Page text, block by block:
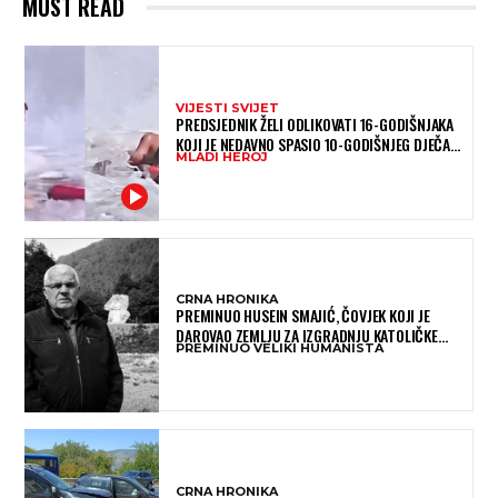
MUST READ
VIJESTI SVIJET
PREDSJEDNIK ŽELI ODLIKOVATI 16-GODIŠNJAKA
KOJI JE NEDAVNO SPASIO 10-GODIŠNJEG DJEČAKA
IZ SMRTONOSNIH VALOVA
MLADI HEROJ
CRNA HRONIKA
PREMINUO HUSEIN SMAJIĆ, ČOVJEK KOJI JE
DAROVAO ZEMLJU ZA IZGRADNJU KATOLIČKE
CRKVE U BUGOJNU
PREMINUO VELIKI HUMANISTA
CRNA HRONIKA